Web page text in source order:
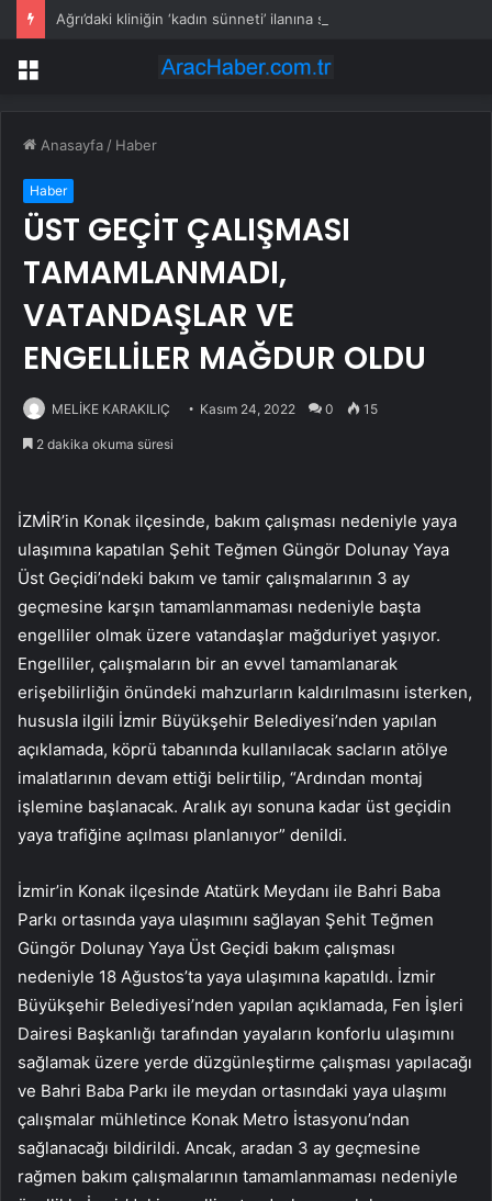
Ağrı’daki kliniğin ‘kadın sünneti’ ilanına soruşturma
Menü
Anasayfa / Haber
Haber
ÜST GEÇİT ÇALIŞMASI
TAMAMLANMADI,
VATANDAŞLAR VE
ENGELLİLER MAĞDUR OLDU
MELİKE KARAKILIÇ Kasım 24, 2022 0 15
2 dakika okuma süresi
İZMİR’in Konak ilçesinde, bakım çalışması nedeniyle yaya
ulaşımına kapatılan Şehit Teğmen Güngör Dolunay Yaya
Üst Geçidi’ndeki bakım ve tamir çalışmalarının 3 ay
geçmesine karşın tamamlanmaması nedeniyle başta
engelliler olmak üzere vatandaşlar mağduriyet yaşıyor.
Engelliler, çalışmaların bir an evvel tamamlanarak
erişebilirliğin önündeki mahzurların kaldırılmasını isterken,
hususla ilgili İzmir Büyükşehir Belediyesi’nden yapılan
açıklamada, köprü tabanında kullanılacak sacların atölye
imalatlarının devam ettiği belirtilip, “Ardından montaj
işlemine başlanacak. Aralık ayı sonuna kadar üst geçidin
yaya trafiğine açılması planlanıyor” denildi.
İzmir’in Konak ilçesinde Atatürk Meydanı ile Bahri Baba
Parkı ortasında yaya ulaşımını sağlayan Şehit Teğmen
Güngör Dolunay Yaya Üst Geçidi bakım çalışması
nedeniyle 18 Ağustos’ta yaya ulaşımına kapatıldı. İzmir
Büyükşehir Belediyesi’nden yapılan açıklamada, Fen İşleri
Dairesi Başkanlığı tarafından yayaların konforlu ulaşımını
sağlamak üzere yerde düzgünleştirme çalışması yapılacağı
ve Bahri Baba Parkı ile meydan ortasındaki yaya ulaşımı
çalışmalar mühletince Konak Metro İstasyonu’ndan
sağlanacağı bildirildi. Ancak, aradan 3 ay geçmesine
rağmen bakım çalışmalarının tamamlanmaması nedeniyle